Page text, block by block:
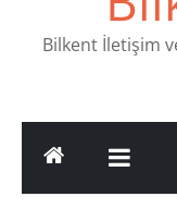
Bilkent İletişim